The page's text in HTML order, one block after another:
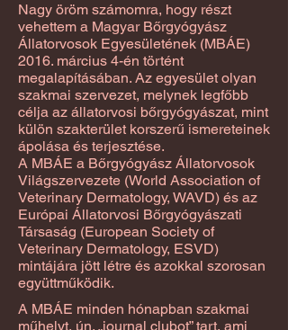
A MBÁE minden hónapban szakmai
műhelyt, ún. „journal clubot” tart, ami
Nagy öröm számomra, hogy részt
vehettem a Magyar Bőrgyógyász
Állatorvosok Egyesületének (MBÁE)
2016. március 4-én történt
megalapításában. Az egyesület olyan
szakmai szervezet, melynek legfőbb
célja az állatorvosi bőrgyógyászat, mint
külön szakterület korszerű ismereteinek
ápolása és terjesztése.
A MBÁE a Bőrgyógyász Állatorvosok
Világszervezete (World Association of
Veterinary Dermatology, WAVD) és az
Európai Állatorvosi Bőrgyógyászati
Társaság (European Society of
Veterinary Dermatology, ESVD)
mintájára jött létre és azokkal szorosan
együttműködik.